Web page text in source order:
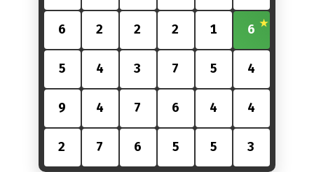
6 2 2 2 1 6
5 4 3 7 5 4
9 4 7 6 4 4
2 7 6 5 5 3